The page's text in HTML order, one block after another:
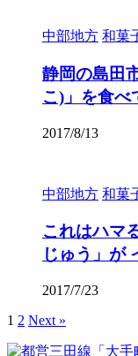
中部地方 和菓
静岡の島田
こ)」を食べ
2017/8/13
中部地方 和菓
これはハマ
じゅう」が
2017/7/23
1 2 Next »